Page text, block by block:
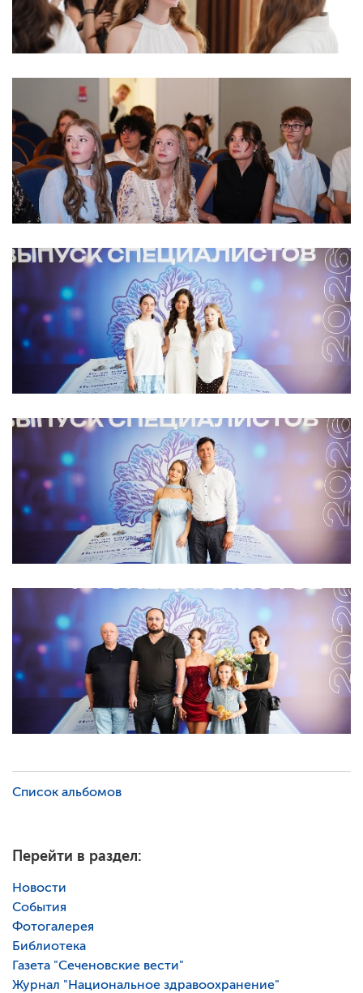
Список альбомов
Перейти в раздел:
Новости
События
Фотогалерея
Библиотека
Газета "Сеченовские вести"
Журнал "Национальное здравоохранение"